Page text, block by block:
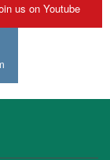
us on Youtube